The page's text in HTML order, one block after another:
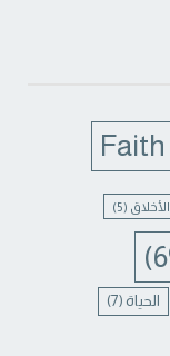
Faith
الأخلاق (5)
الحياة (7)